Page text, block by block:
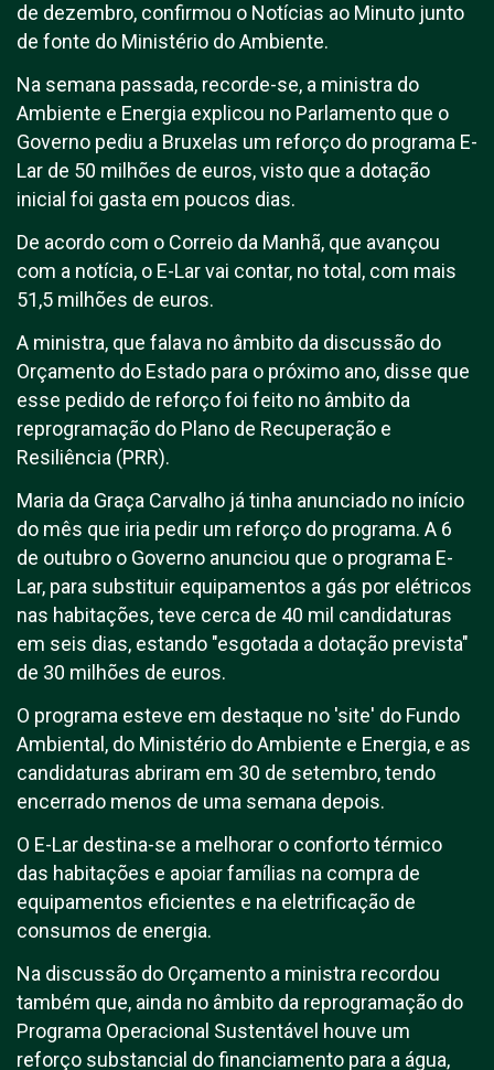
de dezembro, confirmou o Notícias ao Minuto junto
de fonte do Ministério do Ambiente.
Na semana passada, recorde-se, a ministra do
Ambiente e Energia explicou no Parlamento que o
Governo pediu a Bruxelas um reforço do programa E-
Lar de 50 milhões de euros, visto que a dotação
inicial foi gasta em poucos dias.
De acordo com o Correio da Manhã, que avançou
com a notícia, o E-Lar vai contar, no total, com mais
51,5 milhões de euros.
A ministra, que falava no âmbito da discussão do
Orçamento do Estado para o próximo ano, disse que
esse pedido de reforço foi feito no âmbito da
reprogramação do Plano de Recuperação e
Resiliência (PRR).
Maria da Graça Carvalho já tinha anunciado no início
do mês que iria pedir um reforço do programa. A 6
de outubro o Governo anunciou que o programa E-
Lar, para substituir equipamentos a gás por elétricos
nas habitações, teve cerca de 40 mil candidaturas
em seis dias, estando "esgotada a dotação prevista"
de 30 milhões de euros.
O programa esteve em destaque no 'site' do Fundo
Ambiental, do Ministério do Ambiente e Energia, e as
candidaturas abriram em 30 de setembro, tendo
encerrado menos de uma semana depois.
O E-Lar destina-se a melhorar o conforto térmico
das habitações e apoiar famílias na compra de
equipamentos eficientes e na eletrificação de
consumos de energia.
Na discussão do Orçamento a ministra recordou
também que, ainda no âmbito da reprogramação do
Programa Operacional Sustentável houve um
reforço substancial do financiamento para a água,